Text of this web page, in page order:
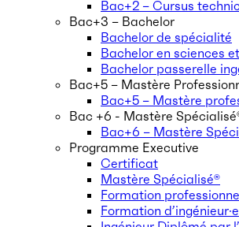
Bac+2 – Cursus
Bac+3 – Bachelor
Bachelor de spécialité
Bachelor en sciences
Bachelor passerelle
Bac+5 – Mastère
Bac+5 – Mastère
Bac +6 - Mastère
Bac+6 – Mastère
Programme Executive
Certificat
Mastère Spécialisé®
Formation
Formation d’ingénieur·e